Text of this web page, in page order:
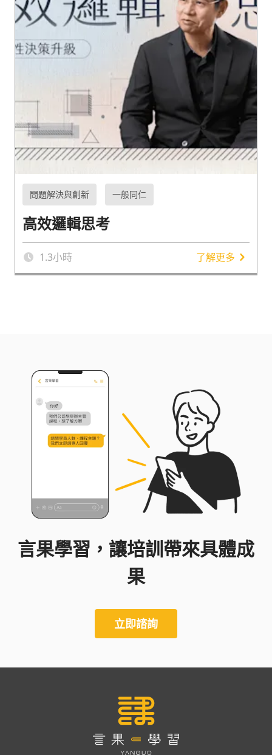
問題解決與創新 一般同仁
高效邏輯思考
1.3小時 了解更多
言果學習，讓培訓帶來具體成
果
立即諮詢